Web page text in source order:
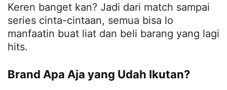
Keren banget kan? Jadi dari match sampai
series cinta-cintaan, semua bisa lo
manfaatin buat liat dan beli barang yang lagi
hits.
Brand Apa Aja yang Udah Ikutan?